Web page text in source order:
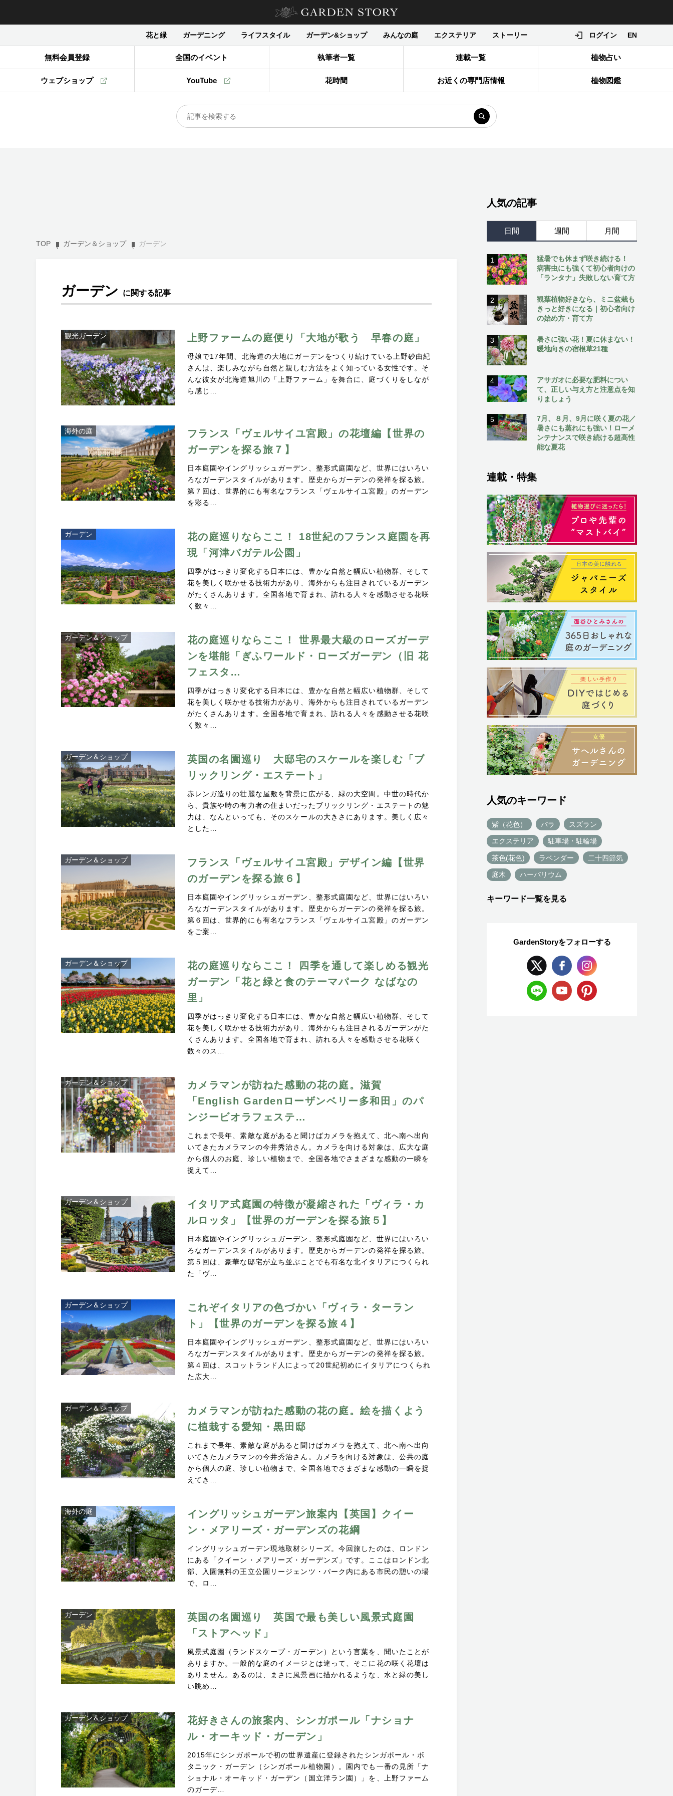
花と緑 ガーデニング ライフスタイル ガーデン&ショップ みんなの庭 エクステリア ストーリー ログイン EN
無料会員登録 全国のイベント 執筆者一覧 連載一覧 植物占い
ウェブショップ YouTube 花時間 お近くの専門店情報 植物図鑑
TOP ガーデン＆ショップ ガーデン
ガーデン に関する記事
観光ガーデン 上野ファームの庭便り「大地が歌う 早春の庭」
母娘で17年間、北海道の大地にガーデンをつくり続けている上野砂由紀
さんは、楽しみながら自然と親しむ方法をよく知っている女性です。そ
んな彼女が北海道旭川の「上野ファーム」を舞台に、庭づくりをしなが
ら感じ…
海外の庭
フランス「ヴェルサイユ宮殿」の花壇編【世界の
ガーデンを探る旅７】
日本庭園やイングリッシュガーデン、整形式庭園など、世界にはいろい
ろなガーデンスタイルがあります。歴史からガーデンの発祥を探る旅。
第７回は、世界的にも有名なフランス「ヴェルサイユ宮殿」のガーデン
を彩る…
ガーデン
花の庭巡りならここ！ 18世紀のフランス庭園を再
現「河津バガテル公園」
四季がはっきり変化する日本には、豊かな自然と幅広い植物群、そして
花を美しく咲かせる技術力があり、海外からも注目されているガーデン
がたくさんあります。全国各地で育まれ、訪れる人々を感動させる花咲
く数々…
ガーデン＆ショップ
花の庭巡りならここ！ 世界最大級のローズガーデ
ンを堪能「ぎふワールド・ローズガーデン（旧 花
フェスタ…
四季がはっきり変化する日本には、豊かな自然と幅広い植物群、そして
花を美しく咲かせる技術力があり、海外からも注目されているガーデン
がたくさんあります。全国各地で育まれ、訪れる人々を感動させる花咲
く数々…
ガーデン＆ショップ
英国の名園巡り 大邸宅のスケールを楽しむ「ブ
リックリング・エステート」
赤レンガ造りの壮麗な屋敷を背景に広がる、緑の大空間。中世の時代か
ら、貴族や時の有力者の住まいだったブリックリング・エステートの魅
力は、なんといっても、そのスケールの大きさにあります。美しく広々
とした…
ガーデン＆ショップ
フランス「ヴェルサイユ宮殿」デザイン編【世界
のガーデンを探る旅６】
日本庭園やイングリッシュガーデン、整形式庭園など、世界にはいろい
ろなガーデンスタイルがあります。歴史からガーデンの発祥を探る旅。
第６回は、世界的にも有名なフランス「ヴェルサイユ宮殿」のガーデン
をご案…
ガーデン＆ショップ
花の庭巡りならここ！ 四季を通して楽しめる観光
ガーデン「花と緑と食のテーマパーク なばなの
里」
四季がはっきり変化する日本には、豊かな自然と幅広い植物群、そして
花を美しく咲かせる技術力があり、海外からも注目されるガーデンがた
くさんあります。全国各地で育まれ、訪れる人々を感動させる花咲く
数々のス…
ガーデン＆ショップ
カメラマンが訪ねた感動の花の庭。滋賀
「English Gardenローザンベリー多和田」のパ
ンジービオラフェステ…
これまで長年、素敵な庭があると聞けばカメラを抱えて、北へ南へ出向
いてきたカメラマンの今井秀治さん。カメラを向ける対象は、広大な庭
から個人のお庭、珍しい植物まで、全国各地でさまざまな感動の一瞬を
捉えて…
ガーデン＆ショップ
イタリア式庭園の特徴が凝縮された「ヴィラ・カ
ルロッタ」【世界のガーデンを探る旅５】
日本庭園やイングリッシュガーデン、整形式庭園など、世界にはいろい
ろなガーデンスタイルがあります。歴史からガーデンの発祥を探る旅。
第５回は、豪華な邸宅が立ち並ぶことでも有名な北イタリアにつくられ
た「ヴ…
ガーデン＆ショップ
これぞイタリアの色づかい「ヴィラ・ターラン
ト」【世界のガーデンを探る旅４】
日本庭園やイングリッシュガーデン、整形式庭園など、世界にはいろい
ろなガーデンスタイルがあります。歴史からガーデンの発祥を探る旅。
第４回は、スコットランド人によって20世紀初めにイタリアにつくられ
た広大…
ガーデン＆ショップ
カメラマンが訪ねた感動の花の庭。絵を描くよう
に植栽する愛知・黒田邸
これまで長年、素敵な庭があると聞けばカメラを抱えて、北へ南へ出向
いてきたカメラマンの今井秀治さん。カメラを向ける対象は、公共の庭
から個人の庭、珍しい植物まで、全国各地でさまざまな感動の一瞬を捉
えてき…
海外の庭
イングリッシュガーデン旅案内【英国】クイー
ン・メアリーズ・ガーデンズの花綱
イングリッシュガーデン現地取材シリーズ。今回旅したのは、ロンドン
にある「クイーン・メアリーズ・ガーデンズ」です。ここはロンドン北
部、入園無料の王立公園リージェンツ・パーク内にある市民の憩いの場
で、ロ…
ガーデン
英国の名園巡り 英国で最も美しい風景式庭園
「ストアヘッド」
風景式庭園（ランドスケープ・ガーデン）という言葉を、聞いたことが
ありますか。一般的な庭のイメージとは違って、そこに花の咲く花壇は
ありません。あるのは、まさに風景画に描かれるような、水と緑の美し
い眺め…
ガーデン＆ショップ
花好きさんの旅案内、シンガポール「ナショナ
ル・オーキッド・ガーデン」
2015年にシンガポールで初の世界遺産に登録されたシンガポール・ボ
タニック・ガーデン（シンガポール植物園）。園内でも一番の見所「ナ
ショナル・オーキッド・ガーデン（国立洋ラン園）」を、上野ファーム
のガーデ…
人気の記事
日間 週間 月間
1
猛暑でも休まず咲き続ける！
病害虫にも強くて初心者向けの
「ランタナ」失敗しない育て方
2
観葉植物好きなら、ミニ盆栽も
きっと好きになる｜初心者向け
の始め方・育て方
3
暑さに強い花！夏に休まない！
暖地向きの宿根草21種
4
アサガオに必要な肥料につい
て、正しい与え方と注意点を知
りましょう
5
7月、８月、9月に咲く夏の花／
暑さにも蒸れにも強い！ローメ
ンテナンスで咲き続ける超高性
能な夏花
連載・特集
人気のキーワード
紫（花色） バラ スズラン
エクステリア 駐車場・駐輪場
茶色(花色) ラベンダー 二十四節気
庭木 ハーバリウム
キーワード一覧を見る
GardenStoryをフォローする